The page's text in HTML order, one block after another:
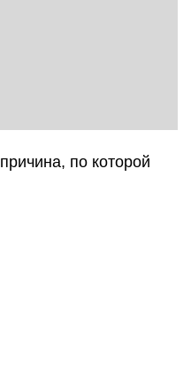
по которой